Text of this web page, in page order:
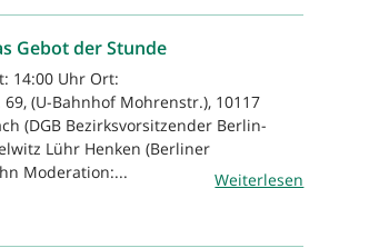
Gebot der Stunde
14:00 Uhr Ort:
(U-Bahnhof Mohrenstr.), 10117
(DGB Bezirksvorsitzender Berlin-
Lühr Henken (Berliner
Moderation:...
Weiterlesen